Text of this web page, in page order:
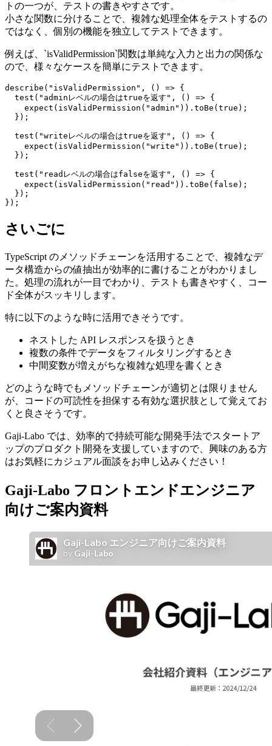
トの一つが、テストの書きやすさです。
小さな関数に分けることで、複雑な処理全体をテストするの
ではなく、個別の機能を独立してテストできます。
例えば、`isValidPermission`関数は単純な入力と出力の関係な
ので、様々なケースを簡単にテストできます。
describe("isValidPermission", () => {
  test("adminレベルの場合はtrueを返す", () => {
    expect(isValidPermission("admin")).toBe(true);
  });
  test("writeレベルの場合はtrueを返す", () => {
    expect(isValidPermission("write")).toBe(true);
  });
  test("readレベルの場合はfalseを返す", () => {
    expect(isValidPermission("read")).toBe(false);
  });
});
さいごに
TypeScript のメソッドチェーンを活用することで、複雑なデ
ータ構造からの値抽出が効率的に書けることがわかりまし
た。処理の流れが一目でわかり、テストも書きやすく、コー
ド全体がスッキリします。
特に以下のような時に活用できそうです。
ネストした API レスポンスを扱うとき
複数の条件でデータをフィルタリングするとき
中間変数が増えがちな複雑な処理を書くとき
どのような時でもメソッドチェーンが適切とは限りません
が、コードの可読性を担保する有効な選択肢として覚えてお
くと良さそうです。
Gaji-Labo では、効率的で持続可能な開発手法でスタートア
ップのプロダクト開発を支援していますので、興味のある方
はお気軽にカジュアル面談をお申し込みください！
Gaji-Labo フロントエンドエンジニア
向けご案内資料